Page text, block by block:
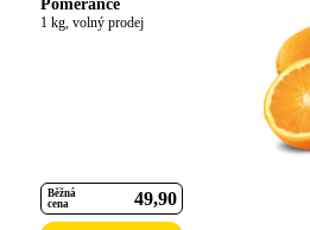
1 kg, volný prodej
Běžná
cena
49 90